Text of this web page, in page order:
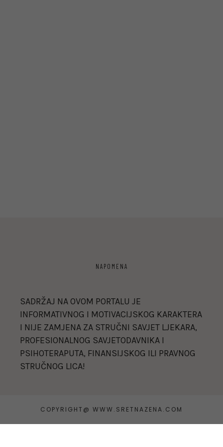
NAPOMENA
SADRŽAJ NA OVOM PORTALU JE
INFORMATIVNOG I MOTIVACIJSKOG KARAKTERA
I NIJE ZAMJENA ZA STRUČNI SAVJET LJEKARA,
PROFESIONALNOG SAVJETODAVNIKA I
PSIHOTERAPUTA, FINANSIJSKOG ILI PRAVNOG
STRUČNOG LICA!
COPYRIGHT@ WWW.SRETNAZENA.COM